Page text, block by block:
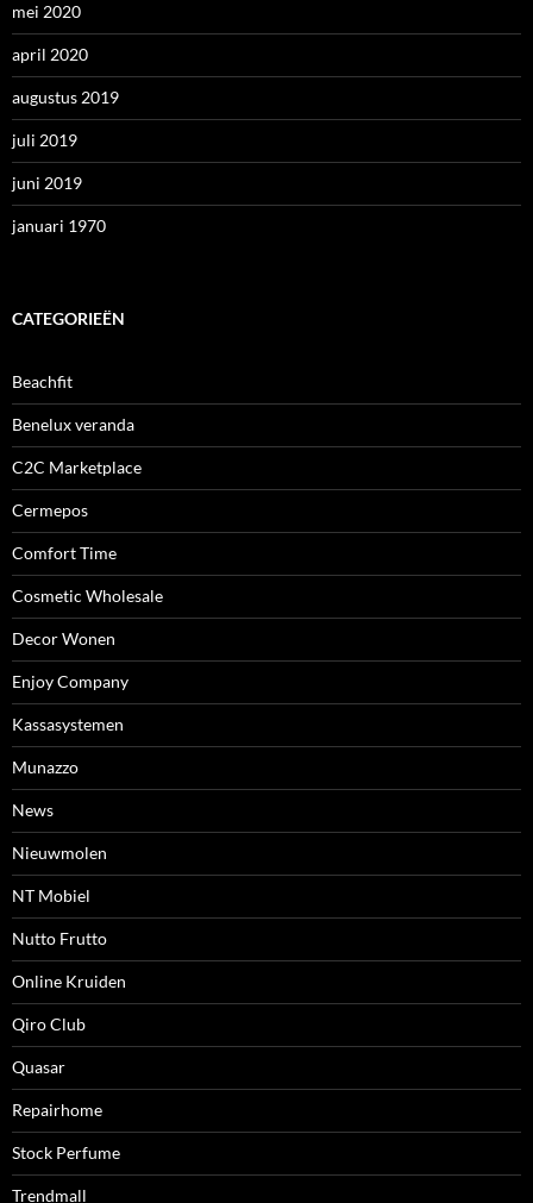
mei 2020
april 2020
augustus 2019
juli 2019
juni 2019
januari 1970
CATEGORIEËN
Beachfit
Benelux veranda
C2C Marketplace
Cermepos
Comfort Time
Cosmetic Wholesale
Decor Wonen
Enjoy Company
Kassasystemen
Munazzo
News
Nieuwmolen
NT Mobiel
Nutto Frutto
Online Kruiden
Qiro Club
Quasar
Repairhome
Stock Perfume
Trendmall